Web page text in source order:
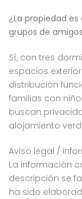
¿La propiedad
grupos de
Sí, con tres
espacios
distribución
familias con
buscan
alojamiento
Aviso legal /
La información
descripción se
ha sido